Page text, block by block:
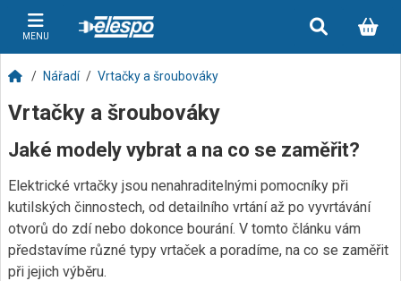
MENU
Nářadí Vrtačky a šroubováky
Vrtačky a šroubováky
Jaké modely vybrat a na co se zaměřit?
Elektrické vrtačky jsou nenahraditelnými pomocníky při
kutilských činnostech, od detailního vrtání až po vyvrtávání
otvorů do zdí nebo dokonce bourání. V tomto článku vám
představíme různé typy vrtaček a poradíme, na co se zaměřit
při jejich výběru.